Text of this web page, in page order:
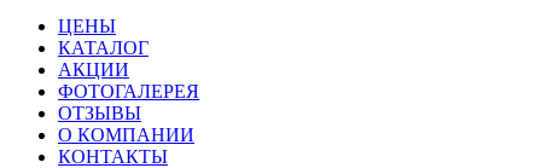
ЦЕНЫ
КАТАЛОГ
АКЦИИ
ФОТОГАЛЕРЕЯ
ОТЗЫВЫ
О КОМПАНИИ
КОНТАКТЫ